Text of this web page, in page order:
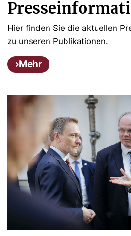
Hier finden Sie die aktuellen
zu unseren Publikationen.
Mehr